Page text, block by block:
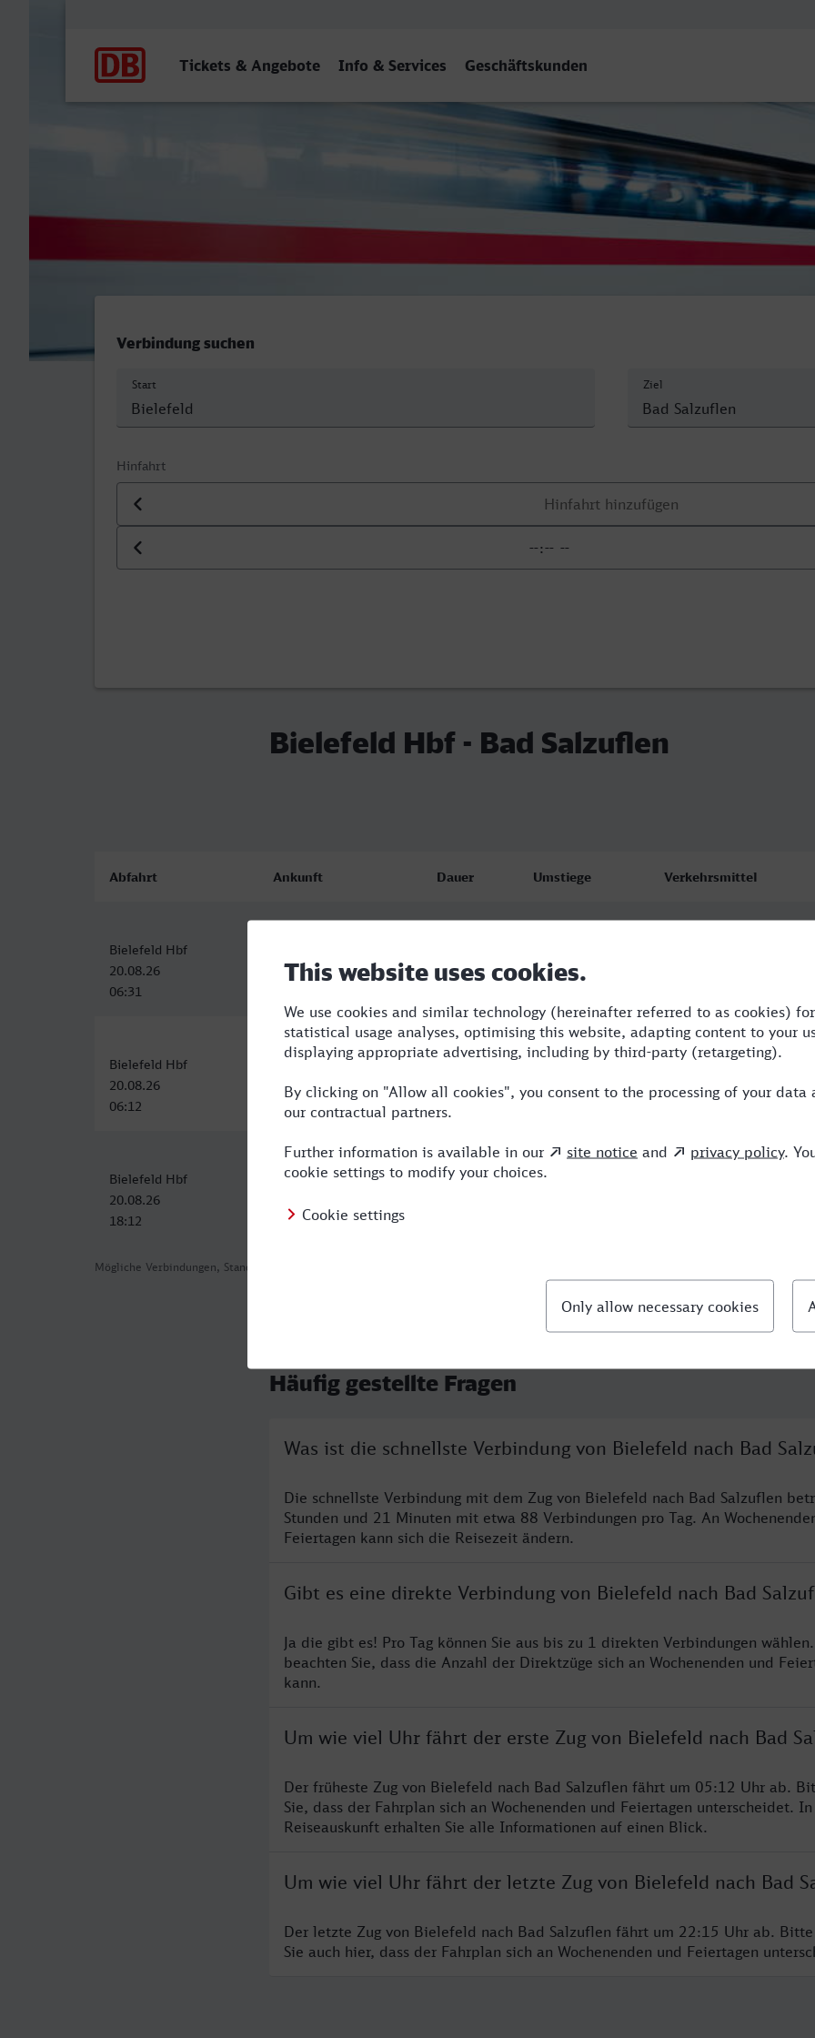
Tickets & Angebote Info & Services Geschäftskunden
Bielefeld Hbf - Bad Salzuflen
Verbindung suchen
Start Ziel
Hinfahrt
Datum der Hinfahrt
Uhrzeit der Hinfahrt
Bielefeld Hbf - Bad Salzuflen
Mögliche Verbindungen, Stand: 2026-08-06 08:37
Abfahrt Ankunft Dauer Umstiege Verkehrsmittel
Bielefeld Hbf
20.08.26
06:31
20.08.26
Bielefeld Hbf
20.08.26
06:12
Bad Salzuflen
20.08.26
ERB
Bielefeld Hbf
20.08.26
18:12
Bad Salzuflen
18:39
0:27 1
Häufig gestellte Fragen
Was ist die schnellste Verbindung von Bielefeld nach Bad
Die schnellste Verbindung mit dem Zug von Bielefeld nach Bad Salzuflen
Stunden und 21 Minuten mit etwa 88 Verbindungen pro Tag. An
Feiertagen kann sich die Reisezeit ändern.
Gibt es eine direkte Verbindung von Bielefeld nach Bad
Ja die gibt es! Pro Tag können Sie aus bis zu 1 direkten Verbindungen
beachten Sie, dass die Anzahl der Direktzüge sich an Wochenenden und
kann.
Um wie viel Uhr fährt der erste Zug von Bielefeld nach Bad
Der früheste Zug von Bielefeld nach Bad Salzuflen fährt um 05:12 Uhr ab.
Sie, dass der Fahrplan sich an Wochenenden und Feiertagen unterscheidet.
Reiseauskunft erhalten Sie alle Informationen auf einen Blick.
Um wie viel Uhr fährt der letzte Zug von Bielefeld nach Bad
Der letzte Zug von Bielefeld nach Bad Salzuflen fährt um 22:15 Uhr ab.
Sie auch hier, dass der Fahrplan sich an Wochenenden und Feiertagen